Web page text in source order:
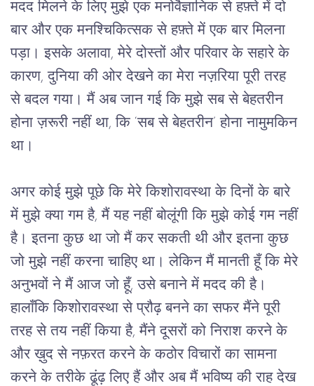
मदद मिलने के लिए मुझे एक मनोवैज्ञानिक से हफ़्ते में दो
बार और एक मनश्चिकित्सक से हफ़्ते में एक बार मिलना
पड़ा। इसके अलावा, मेरे दोस्तों और परिवार के सहारे के
कारण, दुनिया की ओर देखने का मेरा नज़रिया पूरी तरह
से बदल गया। मैं अब जान गई कि मुझे सब से बेहतरीन
होना ज़रूरी नहीं था, कि ‘सब से बेहतरीन’ होना नामुमकिन
था।
अगर कोई मुझे पूछे कि मेरे किशोरावस्था के दिनों के बारे
में मुझे क्या गम है, मैं यह नहीं बोलूंगी कि मुझे कोई गम नहीं
है। इतना कुछ था जो मैं कर सकती थी और इतना कुछ
जो मुझे नहीं करना चाहिए था। लेकिन मैं मानती हूँ कि मेरे
अनुभवों ने मैं आज जो हूँ, उसे बनाने में मदद की है।
हालाँकि किशोरावस्था से प्रौढ़ बनने का सफर मैंने पूरी
तरह से तय नहीं किया है, मैंने दूसरों को निराश करने के
और ख़ुद से नफ़रत करने के कठोर विचारों का सामना
करने के तरीके ढूंढ़ लिए हैं और अब मैं भविष्य की राह देख